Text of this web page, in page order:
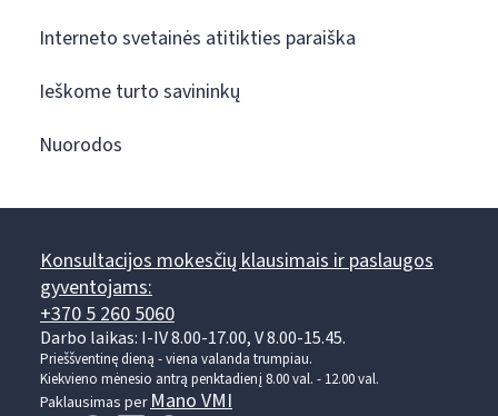
Interneto svetainės atitikties paraiška
Ieškome turto savininkų
Nuorodos
Konsultacijos mokesčių klausimais ir paslaugos
gyventojams:
+370 5 260 5060
Darbo laikas: I-IV 8.00-17.00, V 8.00-15.45.
Prieššventinę dieną - viena valanda trumpiau.
Kiekvieno mėnesio antrą penktadienį 8.00 val. - 12.00 val.
Paklausimas perMano VMI